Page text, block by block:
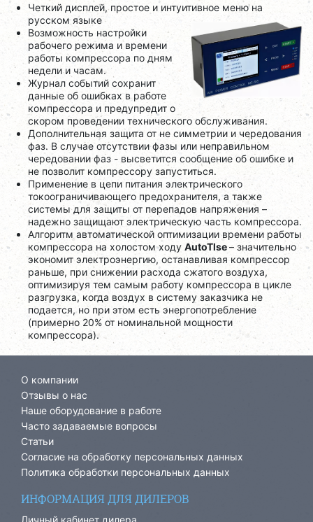
Четкий дисплей, простое и интуитивное меню на
русском языке
Возможность настройки
рабочего режима и времени
работы компрессора по дням
недели и часам.
Журнал событий сохранит
данные об ошибках в работе
компрессора и предупредит о
скором проведении технического обслуживания.
Дополнительная защита от не симметрии и чередования
фаз. В случае отсутствии фазы или неправильном
чередовании фаз - высветится сообщение об ошибке и
не позволит компрессору запуститься.
Применение в цепи питания электрического
токоограничивающего предохранителя, а также
системы для защиты от перепадов напряжения –
надежно защищают электрическую часть компрессора.
Алгоритм автоматической оптимизации времени работы
компрессора на холостом ходу AutoTlse– значительно
экономит электроэнергию, останавливая компрессор
раньше, при снижении расхода сжатого воздуха,
оптимизируя тем самым работу компрессора в цикле
разгрузка, когда воздух в систему заказчика не
подается, но при этом есть энергопотребление
(примерно 20% от номинальной мощности
компрессора).
О компании
Отзывы о нас
Наше оборудование в работе
Часто задаваемые вопросы
Статьи
Согласие на обработку персональных данных
Политика обработки персональных данных
ИНФОРМАЦИЯ ДЛЯ ДИЛЕРОВ
Личный кабинет дилера